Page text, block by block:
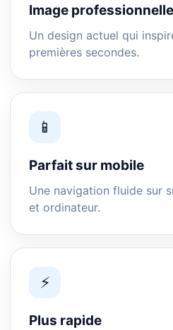
Image professionnelle
Un design actuel qui
premières secondes.
📱
Parfait sur mobile
Une navigation fluide sur
et ordinateur.
⚡
Plus rapide